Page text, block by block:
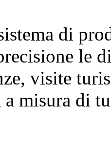
di
le
visite
misura di